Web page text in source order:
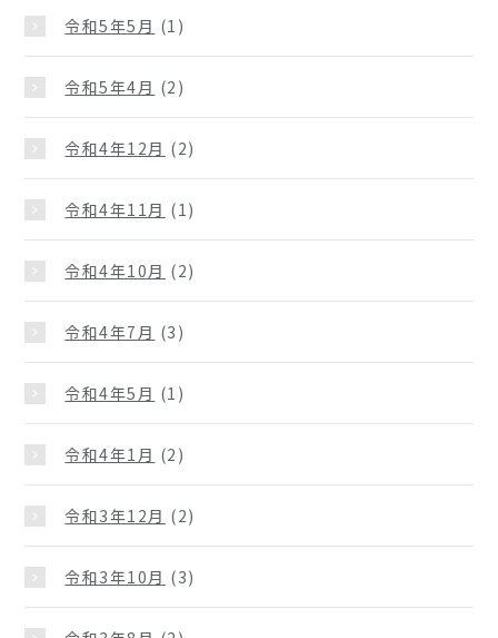
令和5年5月 (1)
令和5年4月 (2)
令和4年12月 (2)
令和4年11月 (1)
令和4年10月 (2)
令和4年7月 (3)
令和4年5月 (1)
令和4年1月 (2)
令和3年12月 (2)
令和3年10月 (3)